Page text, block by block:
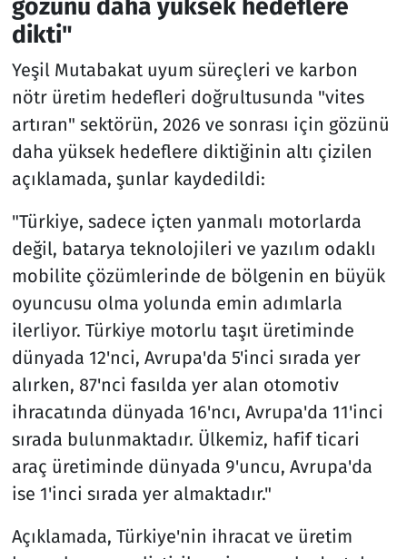
gözünü daha yüksek hedeflere
dikti"
Yeşil Mutabakat uyum süreçleri ve karbon
nötr üretim hedefleri doğrultusunda "vites
artıran" sektörün, 2026 ve sonrası için gözünü
daha yüksek hedeflere diktiğinin altı çizilen
açıklamada, şunlar kaydedildi:
"Türkiye, sadece içten yanmalı motorlarda
değil, batarya teknolojileri ve yazılım odaklı
mobilite çözümlerinde de bölgenin en büyük
oyuncusu olma yolunda emin adımlarla
ilerliyor. Türkiye motorlu taşıt üretiminde
dünyada 12'nci, Avrupa'da 5'inci sırada yer
alırken, 87'nci fasılda yer alan otomotiv
ihracatında dünyada 16'ncı, Avrupa'da 11'inci
sırada bulunmaktadır. Ülkemiz, hafif ticari
araç üretiminde dünyada 9'uncu, Avrupa'da
ise 1'inci sırada yer almaktadır."
Açıklamada, Türkiye'nin ihracat ve üretim